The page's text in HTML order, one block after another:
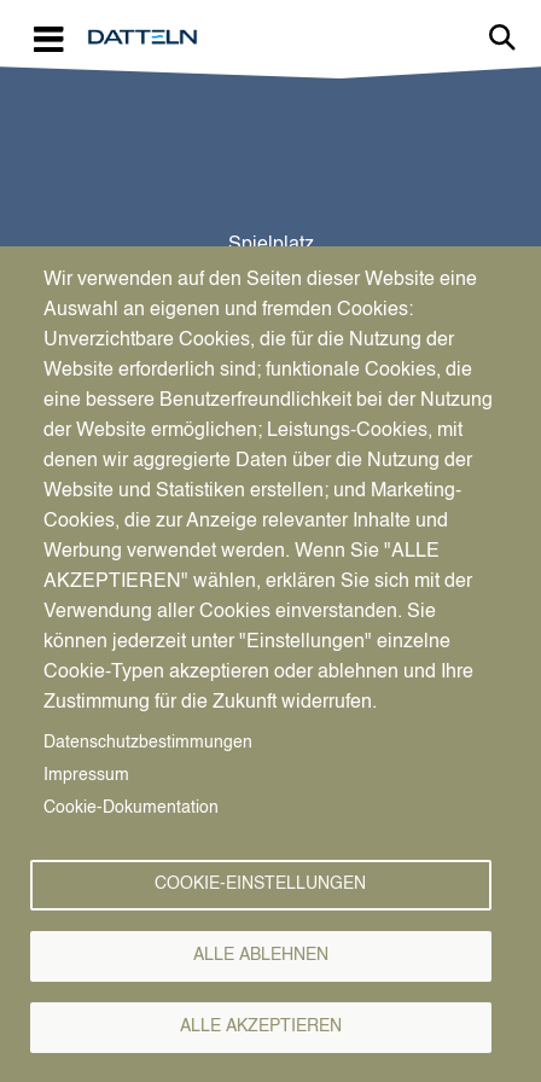
Spielplatz
Schlingewiesch
Pfadnavigation
Image
Spielgeräte
Schaukelkombination mit zwei normalen
Schaukelsitzen und einer Mutter-Kind-
Spielturmkombination für große Kinder
Spielturm mit Rutsche, Sandtisch mit Eimer-Aufzug und
Doppelwippe für kleine Kinder
Wir verwenden auf den Seiten dieser Website eine
Auswahl an eigenen und fremden Cookies:
Unverzichtbare Cookies, die für die Nutzung der
Website erforderlich sind; funktionale Cookies, die
eine bessere Benutzerfreundlichkeit bei der Nutzung
der Website ermöglichen; Leistungs-Cookies, mit
denen wir aggregierte Daten über die Nutzung der
Website und Statistiken erstellen; und Marketing-
Cookies, die zur Anzeige relevanter Inhalte und
Werbung verwendet werden. Wenn Sie "ALLE
AKZEPTIEREN" wählen, erklären Sie sich mit der
Verwendung aller Cookies einverstanden. Sie
können jederzeit unter "Einstellungen" einzelne
Cookie-Typen akzeptieren oder ablehnen und Ihre
Zustimmung für die Zukunft widerrufen.
Datenschutzbestimmungen
Impressum
Cookie-Dokumentation
COOKIE-EINSTELLUNGEN
ALLE ABLEHNEN
ALLE AKZEPTIEREN